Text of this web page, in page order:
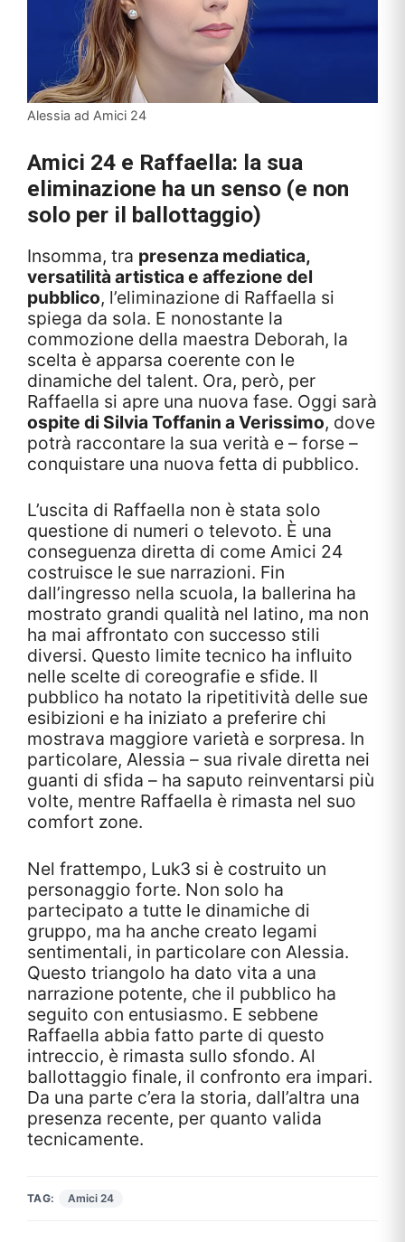
Alessia ad Amici 24
Amici 24 e Raffaella: la sua
eliminazione ha un senso (e non
solo per il ballottaggio)
Insomma, tra presenza mediatica,
versatilità artistica e affezione del
pubblico, l’eliminazione di Raffaella si
spiega da sola. E nonostante la
commozione della maestra Deborah, la
scelta è apparsa coerente con le
dinamiche del talent. Ora, però, per
Raffaella si apre una nuova fase. Oggi sarà
ospite di Silvia Toffanin a Verissimo, dove
potrà raccontare la sua verità e – forse –
conquistare una nuova fetta di pubblico.
L’uscita di Raffaella non è stata solo
questione di numeri o televoto. È una
conseguenza diretta di come Amici 24
costruisce le sue narrazioni. Fin
dall’ingresso nella scuola, la ballerina ha
mostrato grandi qualità nel latino, ma non
ha mai affrontato con successo stili
diversi. Questo limite tecnico ha influito
nelle scelte di coreografie e sfide. Il
pubblico ha notato la ripetitività delle sue
esibizioni e ha iniziato a preferire chi
mostrava maggiore varietà e sorpresa. In
particolare, Alessia – sua rivale diretta nei
guanti di sfida – ha saputo reinventarsi più
volte, mentre Raffaella è rimasta nel suo
comfort zone.
Nel frattempo, Luk3 si è costruito un
personaggio forte. Non solo ha
partecipato a tutte le dinamiche di
gruppo, ma ha anche creato legami
sentimentali, in particolare con Alessia.
Questo triangolo ha dato vita a una
narrazione potente, che il pubblico ha
seguito con entusiasmo. E sebbene
Raffaella abbia fatto parte di questo
intreccio, è rimasta sullo sfondo. Al
ballottaggio finale, il confronto era impari.
Da una parte c’era la storia, dall’altra una
presenza recente, per quanto valida
tecnicamente.
TAG: Amici 24